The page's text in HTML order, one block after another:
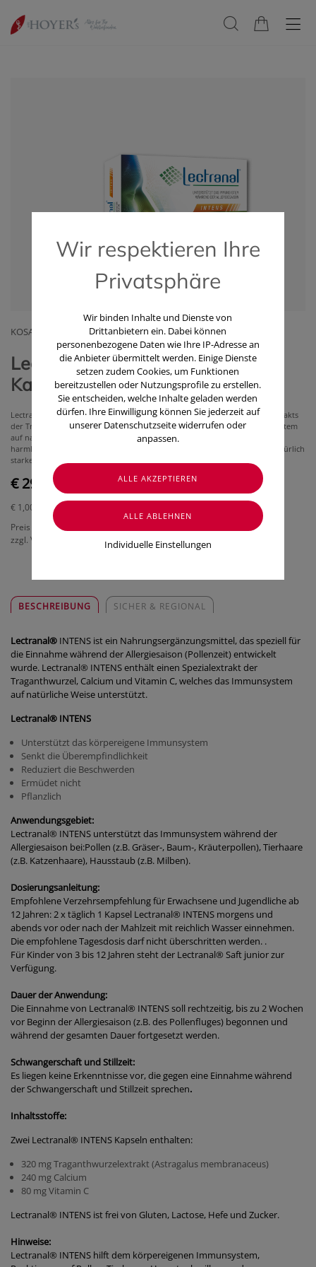
KOSAN PHARMA
Lectranal® INTENS 160 mg
Kapseln (30 Stk.)
Lectranal INTENSmit der 2-fach konzentrierten Wirkkraft des Spezialextrakts
der Traganthwurzel (Astragalus membranaceus) unterstützt das Immunsystem
auf natürliche Weise, wieder besser mit Fehlreaktionen auf normalerweise
harmlose Stoffe, wie z.B. Pollen, umzugehen. Lectranal
ist die natürlich
starke Hilfe bei starken Pollenflug während der Allergiesaison!
€ 29,90
€ 1,00
/ Stück
Preis inkl. MwSt.
zzgl. Versandkosten
BESCHREIBUNG SICHER & REGIONAL
Lectranal® INTENS ist ein Nahrungsergänzungsmittel, das speziell für
die Einnahme während der Allergiesaison (Pollenzeit) entwickelt
wurde. Lectranal® INTENSenthält einen Spezialextrakt der
Traganthwurzel, Calcium und Vitamin C, welches das Immunsystem
auf natürliche Weise unterstützt.
Lectranal® INTENS
Unterstützt das körpereigene Immunsystem
Senkt die Überempfindlichkeit
Reduziert die Beschwerden
Ermüdet nicht
Pflanzlich
Anwendungsgebiet:
Lectranal® INTENS unterstützt das Immunsystem während der
Allergiesaison bei:Pollen (z.B. Gräser-, Baum-, Kräuterpollen), Tierhaare
(z.B. Katzenhaare), Hausstaub (z.B. Milben).
Dosierungsanleitung:
Empfohlene Verzehrsempfehlung für Erwachsene und Jugendliche ab
12 Jahren: 2 x täglich 1 Kapsel Lectranal® INTENS morgens und
abends vor oder nach der Mahlzeit mit reichlich Wasser einnehmen.
Die empfohlene Tagesdosis darf nicht überschritten werden. .
Für Kinder von 3 bis 12 Jahren steht der Lectranal® Saft juniorzur
Verfügung.
Dauer der Anwendung:
Die Einnahme von Lectranal® INTENSsoll rechtzeitig, bis zu 2 Wochen
vor Beginn der Allergiesaison (z.B. des Pollenfluges) begonnen und
während der gesamten Dauer fortgesetzt werden.
Schwangerschaft und Stillzeit:
Es liegen keine Erkenntnisse vor, die gegen eine Einnahme während
der Schwangerschaft und Stillzeit sprechen.
Inhaltsstoffe:
Zwei Lectranal® INTENS Kapseln enthalten:
320 mg Traganthwurzelextrakt (Astragalus membranaceus)
240 mg Calcium
80 mg Vitamin C
Lectranal® INTENS ist frei von Gluten, Lactose, Hefe und Zucker.
Hinweise:
Lectranal® INTENS hilft dem körpereigenen Immunsystem,
Wir respektieren Ihre
Privatsphäre
Wir binden Inhalte und Dienste von
Drittanbietern ein. Dabei können
personenbezogene Daten wie Ihre IP-Adresse an
die Anbieter übermittelt werden. Einige Dienste
setzen zudem Cookies, um Funktionen
bereitzustellen oder Nutzungsprofile zu erstellen.
Sie entscheiden, welche Inhalte geladen werden
dürfen. Ihre Einwilligung können Sie jederzeit auf
unserer Datenschutzseite widerrufen oder
anpassen.
Individuelle Einstellungen